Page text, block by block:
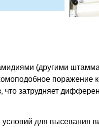
(другими
поражение
что затрудняет
условий для высевания